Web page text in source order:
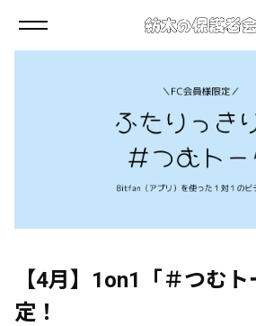
【4月】1on1「＃つむ
定！